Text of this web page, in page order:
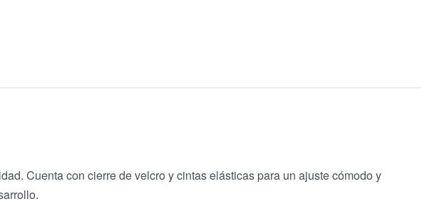
Cuenta con cierre de velcro y cintas elásticas para un ajuste cómodo y